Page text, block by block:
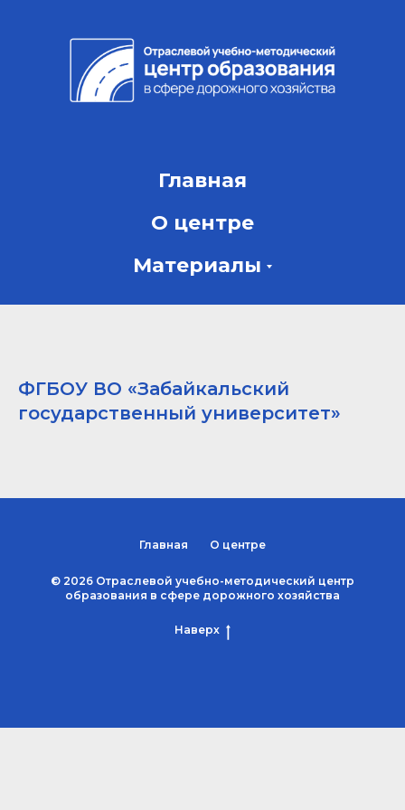
Главная
О центре
Материалы
ФГБОУ ВО «Забайкальский
государственный университет»
Главная О центре
© 2026 Отраслевой учебно-методический центр
образования в сфере дорожного хозяйства
Наверх